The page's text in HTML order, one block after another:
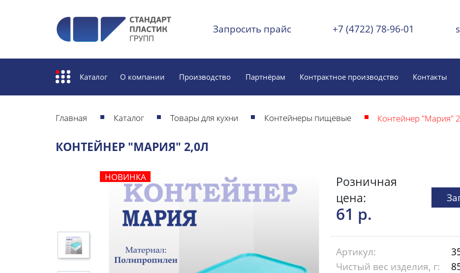
Запросить прайс +7 (4722) 78-96-01
Каталог О компании Производство Партнёрам Контрактное производство Контакты
Главная Каталог Товары для кухни Контейнеры пищевые Контейнер "Мария"
КОНТЕЙНЕР "МАРИЯ" 2,0Л
НОВИНКА
Розничная
цена:
61 р.
Артикул:
Чистый вес изделия, г: